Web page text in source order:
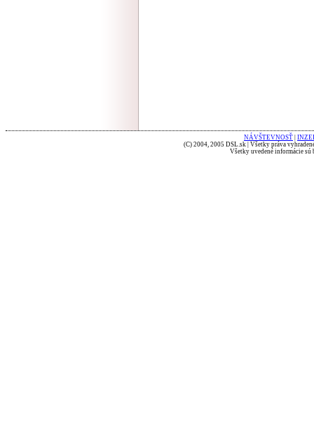
NÁVŠTEVNOSŤ
(C) 2004, 2005 DSL.sk | Všetky práva
Všetky uvedené informácie sú